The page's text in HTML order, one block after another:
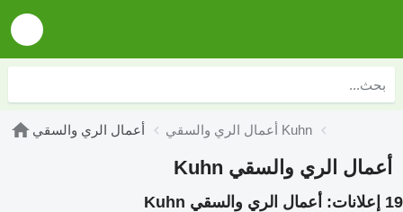
أعمال الري والسقي أعمال الري والسقي Kuhn
أعمال الري والسقي Kuhn
19 إعلانات: أعمال الري والسقي Kuhn